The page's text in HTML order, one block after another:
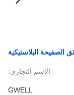
البلاستيكية
الاسم التجاري:
GWELL